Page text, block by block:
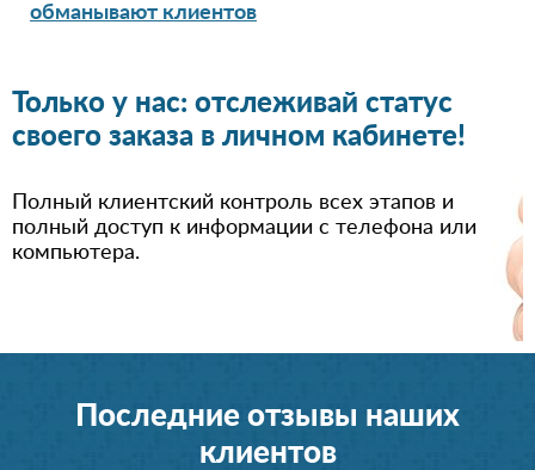
обманывают клиентов
Только у нас: отслеживай статус
своего заказа в личном кабинете!
Полный клиентский контроль всех этапов и
полный доступ к информации с телефона или
компьютера.
Последние отзывы наших
клиентов